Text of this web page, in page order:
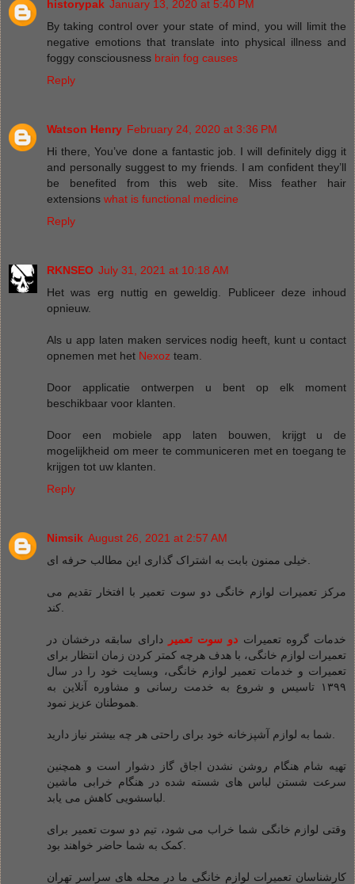
historypak January 13, 2020 at 5:40 PM
By taking control over your state of mind, you will limit the
negative emotions that translate into physical illness and
foggy consciousness brain fog causes
Reply
Watson Henry February 24, 2020 at 3:36 PM
Hi there, You’ve done a fantastic job. I will definitely digg it
and personally suggest to my friends. I am confident they’ll
be benefited from this web site. Miss feather hair
extensions what is functional medicine
Reply
RKNSEO July 31, 2021 at 10:18 AM
Het was erg nuttig en geweldig. Publiceer deze inhoud
opnieuw.
Als u app laten maken services nodig heeft, kunt u contact
opnemen met het Nexoz team.
Door applicatie ontwerpen u bent op elk moment
beschikbaar voor klanten.
Door een mobiele app laten bouwen, krijgt u de
mogelijkheid om meer te communiceren met en toegang te
krijgen tot uw klanten.
Reply
Nimsik August 26, 2021 at 2:57 AM
مرکز تعمیرات لوازم خانگی دو سوت تعمیر با افتخار تقدیم می
خدمات گروه تعمیرات دو سوت تعمیر
دارای سابقه درخشان در
تعمیرات لوازم خانگی، با هدف هرچه کمتر کردن زمان انتظار برای
تعمیرات و خدمات تعمیر لوازم خانگی، وبسایت خود را در سال
۱۳۹۹ تاسیس و شروع به خدمت رسانی و مشاوره آنلاین به
تهیه شام ​​هنگام روشن نشدن اجاق گاز دشوار است و همچنین
سرعت شستن لباس های شسته شده در هنگام خرابی ماشین
وقتی لوازم خانگی شما خراب می شود، تیم دو سوت تعمیر برای
کارشناسان تعمیرات لوازم خانگی ما در محله های سراسر تهران